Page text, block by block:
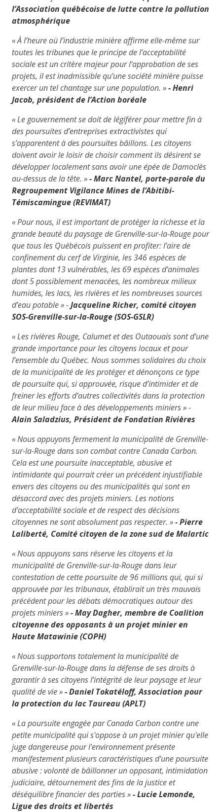
l’Association québécoise de lutte contre la pollution
atmosphérique
« À l’heure où l’industrie minière affirme elle-même sur
toutes les tribunes que le principe de l’acceptabilité
sociale est un critère majeur pour l’approbation de ses
projets, il est inadmissible qu’une société minière puisse
exercer un tel chantage sur une population. »- Henri
Jacob, président de l’Action boréale
« Le gouvernement se doit de légiférer pour mettre fin à
des poursuites d’entreprises extractivistes qui
s’apparentent à des poursuites bâillons. Les citoyens
doivent avoir le loisir de choisir comment ils désirent se
développer localement sans avoir une épée de Damoclès
au-dessus de la tête. »-Marc Nantel, porte-parole du
Regroupement Vigilance Mines de l’Abitibi-
Témiscamingue (REVIMAT)
« Pour nous, il est important de protéger la richesse et la
grande beauté du paysage de Grenville-sur-la-Rouge pour
que tous les Québécois puissent en profiter: l’aire de
confinement du cerf de Virginie, les 346 espèces de
plantes dont 13 vulnérables, les 69 espèces d’animales
dont 5 possiblement menacées, les nombreux milieux
humides, les lacs, les rivières et les nombreuses sources
d’eau potable » -Jacqueline Richer, comité citoyen
SOS-Grenville-sur-la-Rouge (SOS-GSLR)
« Les rivières Rouge, Calumet et des Outaouais sont d’une
grande importance pour les citoyens locaux et pour
l’ensemble du Québec. Nous sommes solidaires du choix
de la municipalité de les protéger et dénonçons ce type
de poursuite qui, si approuvée, risque d’intimider et de
freiner les efforts d’autres collectivités dans la protection
de leur milieu face à des développements miniers » -
Alain Saladzius, Président de Fondation Rivières
« Nous appuyons fermement la municipalité de Grenville-
sur-la-Rouge dans son combat contre Canada Carbon.
Cela est une poursuite inacceptable, abusive et
intimidante qui pourrait créer un précédent injustifiable
envers des citoyens ou des municipalités qui sont en
désaccord avec des projets miniers. Les notions
d'acceptabilité sociale et de respect des décisions
citoyennes ne sont absolument pas respecter. »- Pierre
Laliberté, Comité citoyen de la zone sud de Malartic
« Nous appuyons sans réserve les citoyens et la
municipalité de Grenville-sur-la-Rouge dans leur
contestation de cette poursuite de 96 millions qui, qui si
approuvée par les tribunaux, établirait un très mauvais
précédent pour les débats démocratiques autour des
projets miniers »- May Dagher, membre de Coalition
citoyenne des opposants à un projet minier en
Haute Matawinie (COPH)
« Nous supportons totalement la municipalité de
Grenville-sur-la-Rouge dans la défense de ses droits à
garantir à ses citoyens l’intégrité de leur paysage et leur
qualité de vie »-Daniel Tokatéloff, Association pour
la protection du lac Taureau (APLT)
« La poursuite engagée par Canada Carbon contre une
petite municipalité qui s'oppose à un projet minier qu'elle
juge dangereuse pour l'environnement présente
manifestement plusieurs caractéristiques d'une poursuite
abusive : volonté de bâillonner un opposant, intimidation
judiciaire, détournement des fins de la justice et
déséquilibre financier des parties »- Lucie Lemonde,
Ligue des droits et libertés